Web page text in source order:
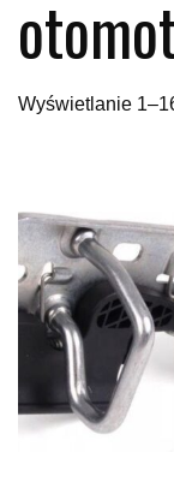
Wyświetlanie